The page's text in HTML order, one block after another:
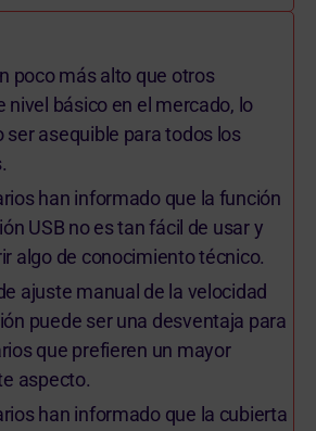
poco más alto que otros
nivel básico en el mercado, lo
ser asequible para todos los
han informado que la función
USB no es tan fácil de usar y
algo de conocimiento técnico.
ajuste manual de la velocidad
puede ser una desventaja para
que prefieren un mayor
aspecto.
han informado que la cubierta